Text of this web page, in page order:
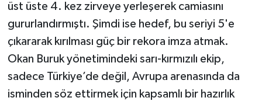
üst üste 4. kez zirveye yerleşerek camiasını
gururlandırmıştı. Şimdi ise hedef, bu seriyi 5'e
çıkararak kırılması güç bir rekora imza atmak.
Okan Buruk yönetimindeki sarı-kırmızılı ekip,
sadece Türkiye’de değil, Avrupa arenasında da
isminden söz ettirmek için kapsamlı bir hazırlık